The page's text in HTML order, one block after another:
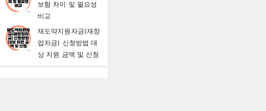
보험 차이 및 필요성
비교
재도약지원자금(재창
업자금) 신청방법 대
상 지원 금액 및 신청